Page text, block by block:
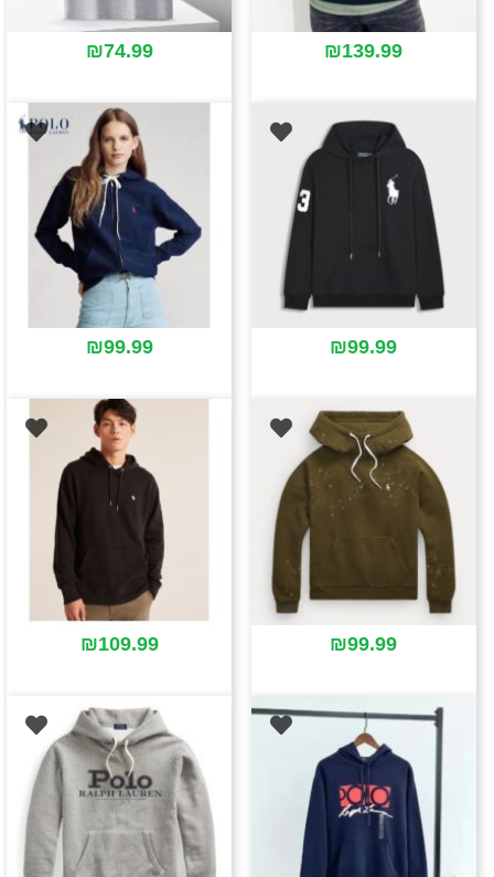
₪139.99
₪74.99
₪99.99
₪99.99
₪99.99
₪109.99